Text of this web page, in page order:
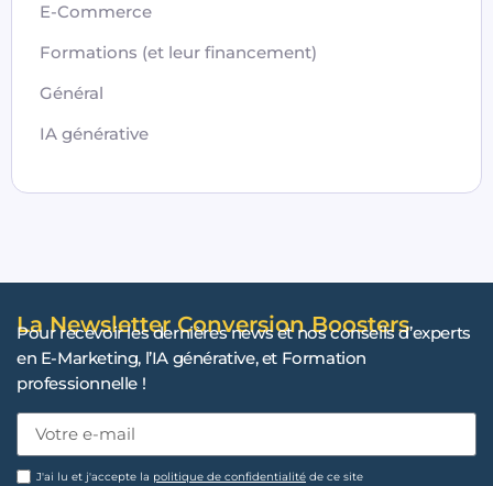
E-Commerce
Formations (et leur financement)
Général
IA générative
La Newsletter Conversion Boosters
Pour recevoir les dernières news et nos conseils d’experts
en E-Marketing, l’IA générative, et Formation
professionnelle !
J'ai lu et j'accepte la politique de confidentialité de ce site